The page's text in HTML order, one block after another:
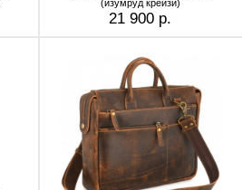
(изумруд крейзи)
21 900 р.